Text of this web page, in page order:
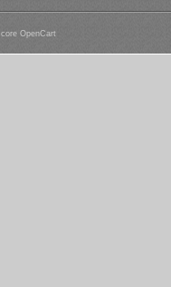
core OpenCart